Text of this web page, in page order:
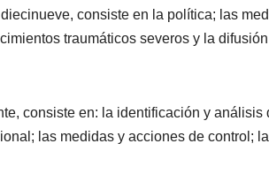
consiste en la política; las
traumáticos severos y la
consiste en: la identificación y análisis
las medidas y acciones de control; la